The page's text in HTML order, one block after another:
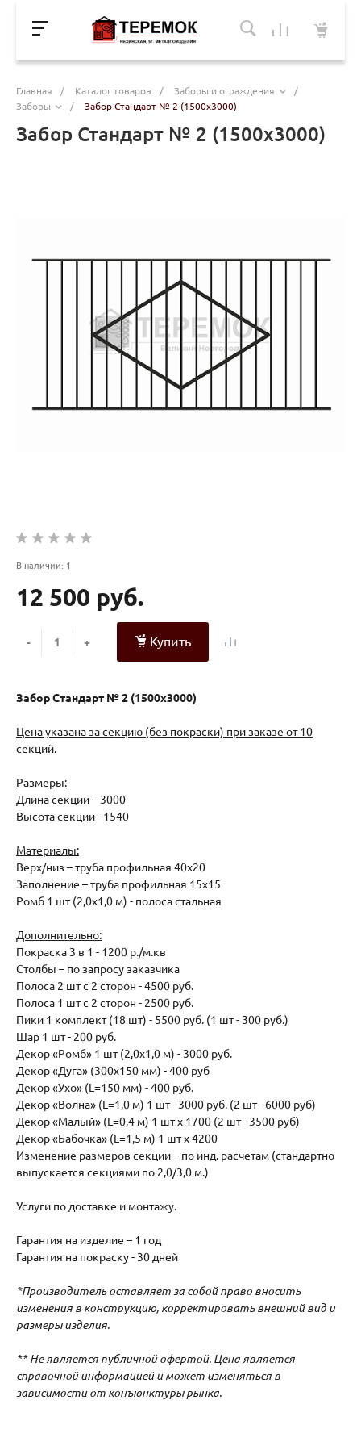
Главная / Каталог товаров / Заборы и ограждения
/
Заборы
/ Забор Стандарт № 2 (1500х3000)
Забор Стандарт № 2 (1500х3000)
В наличии: 1
12 500 руб.
- + Купить
Забор Стандарт № 2 (1500х3000)
Цена указана за секцию (без покраски) при заказе от 10
секций.
Размеры:
Длина секции – 3000
Высота секции –1540
Материалы:
Верх/низ – труба профильная 40х20
Заполнение – труба профильная 15х15
Ромб 1 шт (2,0х1,0 м) - полоса стальная
Дополнительно:
Покраска 3 в 1 - 1200 р./м.кв
Столбы – по запросу заказчика
Полоса 2 шт с 2 сторон - 4500 руб.
Полоса 1 шт с 2 сторон - 2500 руб.
Пики 1 комплект (18 шт) - 5500 руб. (1 шт - 300 руб.)
Шар 1 шт - 200 руб.
Декор «Ромб» 1 шт (2,0х1,0 м) - 3000 руб.
Декор «Дуга» (300х150 мм) - 400 руб
Декор «Ухо» (L=150 мм) - 400 руб.
Декор «Волна» (L=1,0 м) 1 шт - 3000 руб. (2 шт - 6000 руб)
Декор «Малый» (L=0,4 м) 1 шт х 1700 (2 шт - 3500 руб)
Декор «Бабочка» (L=1,5 м) 1 шт х 4200
Изменение размеров секции – по инд. расчетам (стандартно
выпускается секциями по 2,0/3,0 м.)
Услуги по доставке и монтажу.
Гарантия на изделие – 1 год
Гарантия на покраску - 30 дней
*Производитель оставляет за собой право вносить
изменения в конструкцию, корректировать внешний вид и
размеры изделия.
** Не является публичной офертой. Цена является
справочной информацией и может изменяться в
зависимости от конъюнктуры рынка.